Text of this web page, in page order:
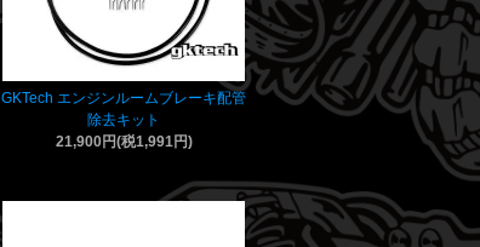
GKTech エンジンルームブレーキ配管
除去キット
21,900円(税1,991円)